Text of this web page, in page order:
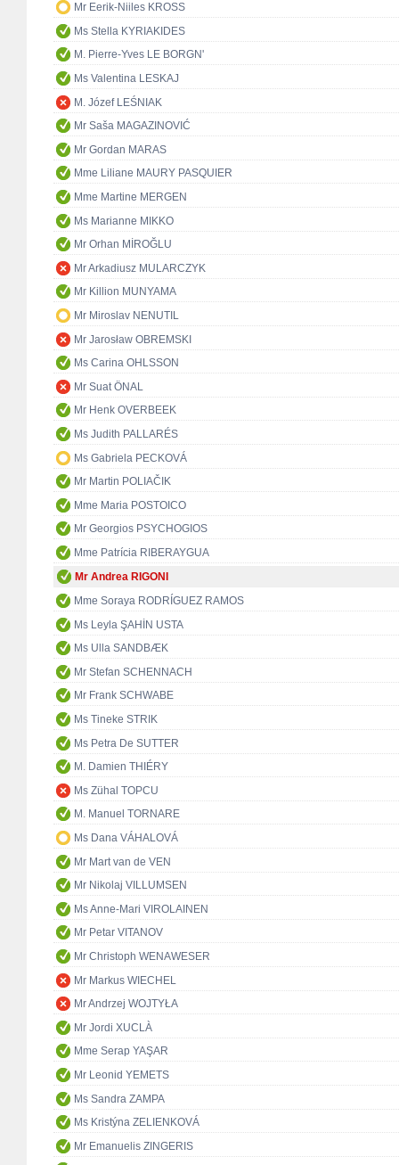
Mr Eerik-Niiles KROSS
Ms Stella KYRIAKIDES
M. Pierre-Yves LE BORGN'
Ms Valentina LESKAJ
M. Józef LEŚNIAK
Mr Saša MAGAZINOVIĆ
Mr Gordan MARAS
Mme Liliane MAURY PASQUIER
Mme Martine MERGEN
Ms Marianne MIKKO
Mr Orhan MİROĞLU
Mr Arkadiusz MULARCZYK
Mr Killion MUNYAMA
Mr Miroslav NENUTIL
Mr Jarosław OBREMSKI
Ms Carina OHLSSON
Mr Suat ÖNAL
Mr Henk OVERBEEK
Ms Judith PALLARÉS
Ms Gabriela PECKOVÁ
Mr Martin POLIAČIK
Mme Maria POSTOICO
Mr Georgios PSYCHOGIOS
Mme Patrícia RIBERAYGUA
Mr Andrea RIGONI
Mme Soraya RODRÍGUEZ RAMOS
Ms Leyla ŞAHİN USTA
Ms Ulla SANDBÆK
Mr Stefan SCHENNACH
Mr Frank SCHWABE
Ms Tineke STRIK
Ms Petra De SUTTER
M. Damien THIÉRY
Ms Zühal TOPCU
M. Manuel TORNARE
Ms Dana VÁHALOVÁ
Mr Mart van de VEN
Mr Nikolaj VILLUMSEN
Ms Anne-Mari VIROLAINEN
Mr Petar VITANOV
Mr Christoph WENAWESER
Mr Markus WIECHEL
Mr Andrzej WOJTYŁA
Mr Jordi XUCLÀ
Mme Serap YAŞAR
Mr Leonid YEMETS
Ms Sandra ZAMPA
Ms Kristýna ZELIENKOVÁ
Mr Emanuelis ZINGERIS